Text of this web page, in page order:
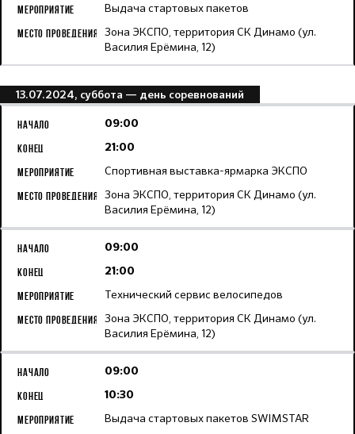
Выдача стартовых пакетов
Зона ЭКСПО, территория СК Динамо (ул.
Василия Ерёмина, 12)
13.07.2024, суббота — день соревнований
09:00
21:00
Спортивная выставка-ярмарка ЭКСПО
Зона ЭКСПО, территория СК Динамо (ул.
Василия Ерёмина, 12)
09:00
21:00
Технический сервис велосипедов
Зона ЭКСПО, территория СК Динамо (ул.
Василия Ерёмина, 12)
09:00
10:30
Выдача стартовых пакетов SWIMSTAR